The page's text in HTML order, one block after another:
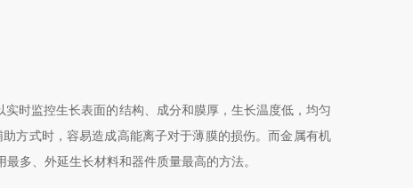
时监控生长表面的结构、成分和膜厚，生长温度低，均匀
方式时，容易造成高能离子对于薄膜的损伤。而金属有机
多、外延生长材料和器件质量最高的方法。